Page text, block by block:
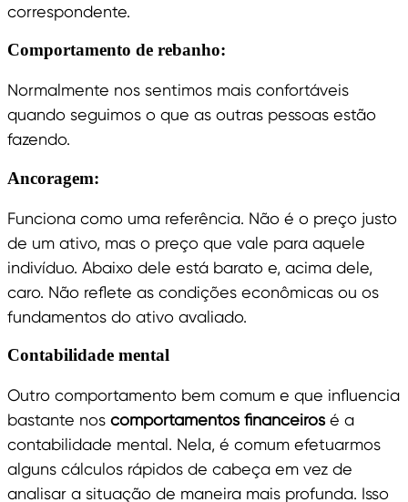
correspondente.
Comportamento de rebanho:
Normalmente nos sentimos mais confortáveis
quando seguimos o que as outras pessoas estão
fazendo.
Ancoragem:
Funciona como uma referência. Não é o preço justo
de um ativo, mas o preço que vale para aquele
indivíduo. Abaixo dele está barato e, acima dele,
caro. Não reflete as condições econômicas ou os
fundamentos do ativo avaliado.
Contabilidade mental
Outro comportamento bem comum e que influencia
bastante nos comportamentos financeirosé a
contabilidade mental. Nela, é comum efetuarmos
alguns cálculos rápidos de cabeça em vez de
analisar a situação de maneira mais profunda. Isso